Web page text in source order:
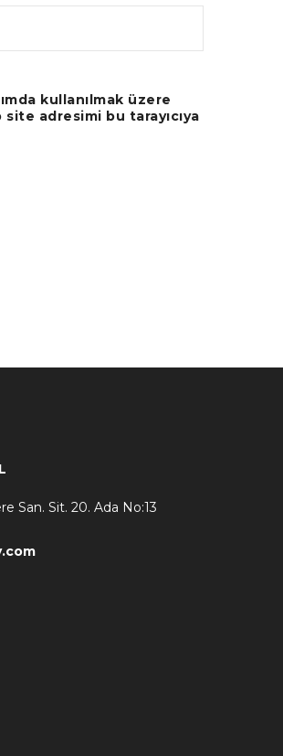
kullanılmak üzere
adresimi bu tarayıcıya
San. Sit. 20. Ada No:13